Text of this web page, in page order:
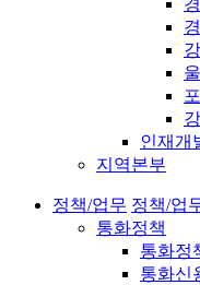
인재개
지역본부
정책/업무 정책/업
통화정책
통화정
통화신